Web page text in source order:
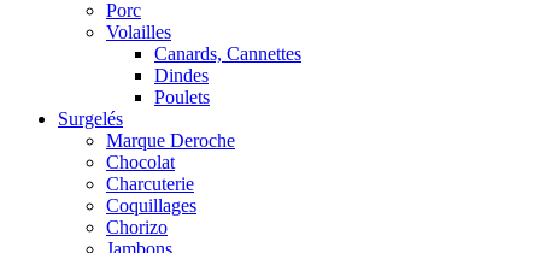
Porc
Volailles
Canards, Cannettes
Dindes
Poulets
Surgelés
Marque Deroche
Chocolat
Charcuterie
Coquillages
Chorizo
Jambons